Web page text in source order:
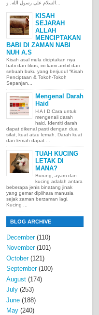
KISAH
SEJARAH
ALLAH
MENCIPTAKAN
BABI DI ZAMAN NABI
NUH A.S
Kisah asal mula diciptakan nya
babi dan tikus, ini kami ambil dari
sebuah buku yang berjudul “Kisah
Penciptaan & Tokoh-Tokoh
Sepanjan...
Mengenal Darah
Haid
H A I D Cara untuk
mengenali darah
haid. Identiti darah
dapat dikenal pasti dengan dua
sifat, kuat atau lemah. Darah kuat
dan lemah dapat ...
TUAH KUCING
LETAK DI
MANA?
Burung, ayam dan
kucing adalah antara
beberapa jenis binatang jinak
yang gemar diplihara manusia
sejak zaman berzaman lagi.
Kucing ...
BLOG ARCHIVE
December(110)
November(101)
October(121)
September(100)
August (174)
July (253)
June (188)
May (240)